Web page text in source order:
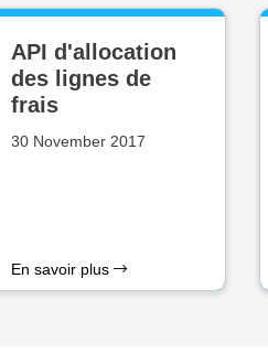
API d'allocation
des lignes de
frais
30 November 2017
En savoir plus